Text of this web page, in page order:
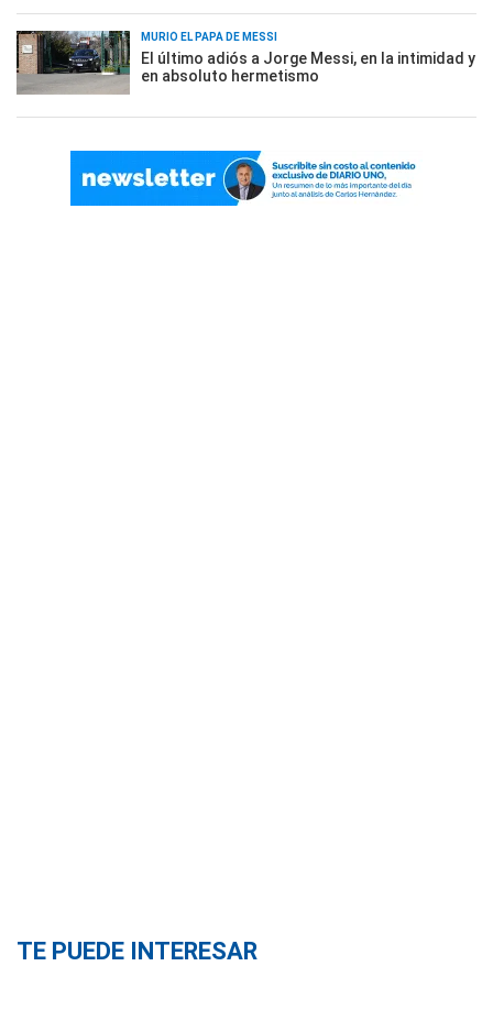
MURIÓ EL PAPÁ DE MESSI
El último adiós a Jorge Messi, en la intimidad y
en absoluto hermetismo
TE PUEDE INTERESAR